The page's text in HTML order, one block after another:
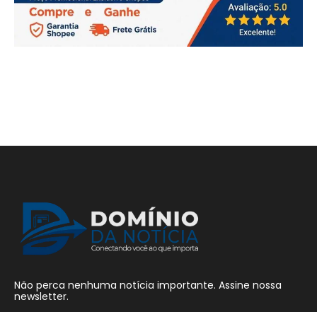
Não perca nenhuma notícia importante. Assine nossa
newsletter.